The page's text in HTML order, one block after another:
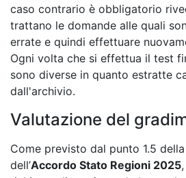
caso contrario è obbligatorio
trattano le domande alle quali
errate e quindi effettuare
Ogni volta che si effettua il test
sono diverse in quanto estratte
dall'archivio.
Valutazione del
Come previsto dal punto 1.5 della
dell’Accordo Stato Regioni 2025